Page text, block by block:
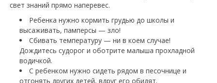
свет знаний прямо наперевес.
Ребенка нужно кормить грудью до школы и
высаживать, памперсы — зло!
Сбивать температуру — ни в коем случае!
Дождитесь судорог и оботрите малыша прохладной
водичкой.
С ребенком нужно сидеть рядом в песочнице и
отгонять других детей, вдруг его обидят.